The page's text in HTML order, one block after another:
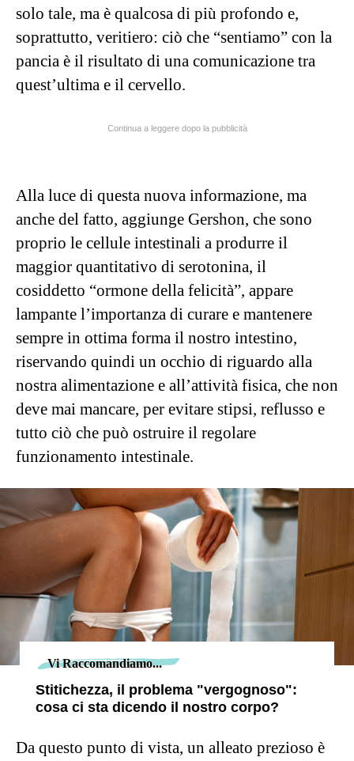
solo tale, ma è qualcosa di più profondo e,
soprattutto, veritiero: ciò che “sentiamo” con la
pancia è il risultato di una comunicazione tra
quest’ultima e il cervello.
Continua a leggere dopo la pubblicità
Alla luce di questa nuova informazione, ma
anche del fatto, aggiunge Gershon, che sono
proprio le cellule intestinali a produrre il
maggior quantitativo di serotonina, il
cosiddetto “ormone della felicità”, appare
lampante l’importanza di curare e mantenere
sempre in ottima forma il nostro intestino,
riservando quindi un occhio di riguardo alla
nostra alimentazione e all’attività fisica, che non
deve mai mancare, per evitare stipsi, reflusso e
tutto ciò che può ostruire il regolare
funzionamento intestinale.
Vi Raccomandiamo...
Stitichezza, il problema "vergognoso":
cosa ci sta dicendo il nostro corpo?
Da questo punto di vista, un alleato prezioso è